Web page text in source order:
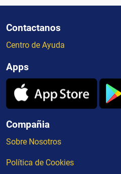
Contactanos
Centro de Ayuda
Apps
Compañia
Sobre Nosotros
Política de Cookies